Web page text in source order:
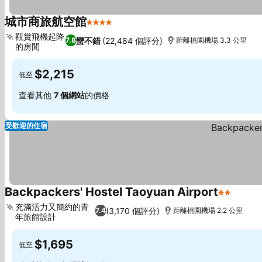
城市商旅航空館4 星級
7.8蠻不錯 (22,484 個評分)
觀賞飛機起降
的房間
距離桃園機場 3.3 公里
低至 $2,215
查看其他 7 個網站的價格
受歡迎的住宿
Backpackers' Hostel Taoyuan Airport2 星級
7.4(3,170 個評分)
充滿活力又簡約的青
年旅館設計
距離桃園機場 2.2 公里
低至 $1,695